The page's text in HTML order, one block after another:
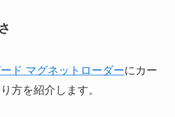
ド マグネットローダーにカー
方を紹介します。